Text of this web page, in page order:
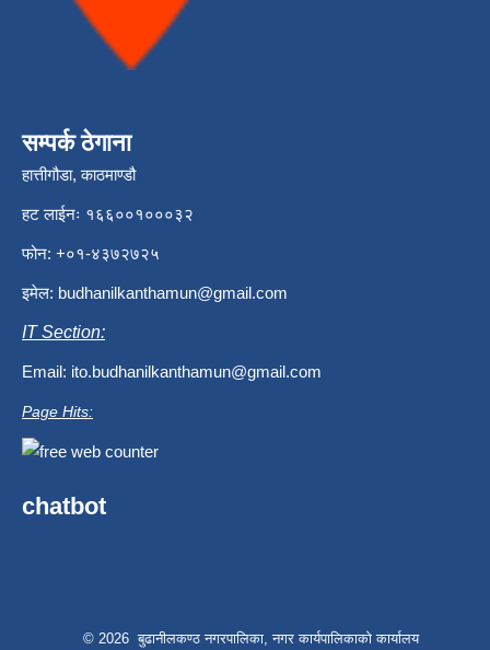
सम्पर्क ठेगाना
हात्तीगौडा, काठमाण्डौ
हट लाईनः १६६००१०००३२
फोन: +०१-४३७२७२५
इमेल: budhanilkanthamun@gmail.com
IT Section:
Email: ito.budhanilkanthamun@gmail.com
Page Hits:
chatbot
© 2026 बुढानीलकण्ठ नगरपालिका, नगर कार्यपालिकाको कार्यालय